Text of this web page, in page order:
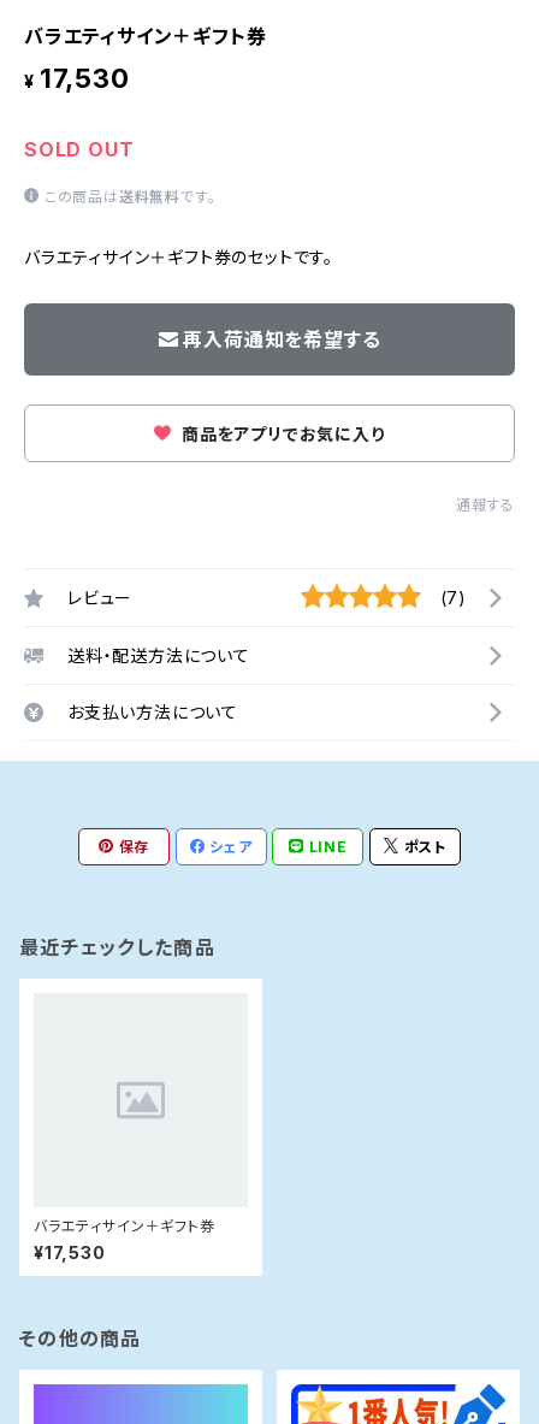
バラエティサイン＋ギフト券
¥ 17,530
SOLD OUT
この商品は送料無料です。
バラエティサイン＋ギフト券のセットです。
再入荷通知を希望する
商品をアプリでお気に入り
通報する
レビュー (7)
送料・配送方法について
お支払い方法について
保存 シェア LINE ポスト
最近チェックした商品
バラエティサイン＋ギフト券
¥17,530
その他の商品